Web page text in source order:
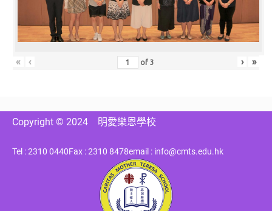
« ‹ of3 › »
Copyright © 2024 明愛樂恩學校
Tel : 2310 0440Fax : 2310 8478email : info@cmts.edu.hk